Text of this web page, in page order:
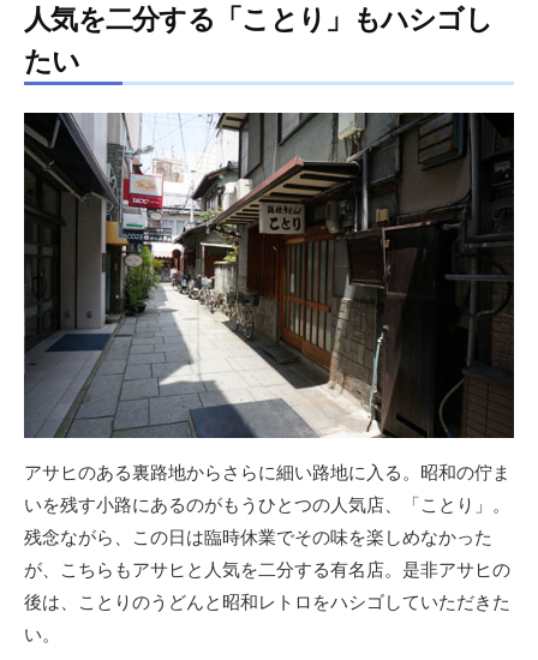
人気を二分する「ことり」もハシゴし
たい
アサヒのある裏路地からさらに細い路地に入る。昭和の佇ま
いを残す小路にあるのがもうひとつの人気店、「ことり」。
残念ながら、この日は臨時休業でその味を楽しめなかった
が、こちらもアサヒと人気を二分する有名店。是非アサヒの
後は、ことりのうどんと昭和レトロをハシゴしていただきた
い。